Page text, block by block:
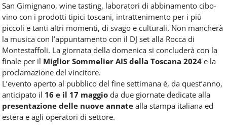
San Gimignano, wine tasting, laboratori di abbinamento cibo-
vino con i prodotti tipici toscani, intrattenimento per i più
piccoli e tanti altri momenti, di svago e culturali. Non mancherà
la musica con l’appuntamento con il DJ set alla Rocca di
Montestaffoli. La giornata della domenica si concluderà con la
finale per il Miglior Sommelier AIS della Toscana 2024 e la
proclamazione del vincitore.
L’evento aperto al pubblico del fine settimana è, da quest’anno,
anticipato il 16 e il 17 maggio da due giornate dedicate alla
presentazione delle nuove annate alla stampa italiana ed
estera e agli operatori di settore.